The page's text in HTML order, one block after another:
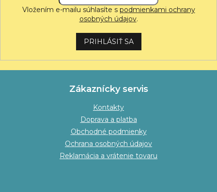
Vložením e-mailu súhlasíte s podmienkami ochrany
osobných údajov.
PRIHLÁSIŤ SA
Zákaznícky servis
Kontakty
Doprava a platba
Obchodné podmienky
Ochrana osobných údajov
Reklamácia a vrátenie tovaru